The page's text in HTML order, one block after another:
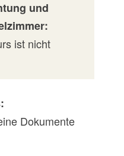
und
ist nicht
Dokumente